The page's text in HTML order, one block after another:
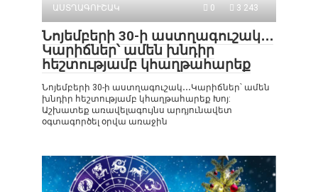
ԱՍՏՂԱԳՈՒՇԱԿ
0 3 243
Նոյեմբերի 30-ի աստղագուշակ․․․
Կարիճներ՝ ամեն խնդիր
հեշտությամբ կհաղթահարեք
Նոյեմբերի 30-ի աստղագուշակ․․․Կարիճներ՝ ամեն
խնդիր հեշտությամբ կհաղթահարեք Խոյ:
Աշխատեք առավելագույնս արդյունավետ
օգտագործել օրվա առաջին